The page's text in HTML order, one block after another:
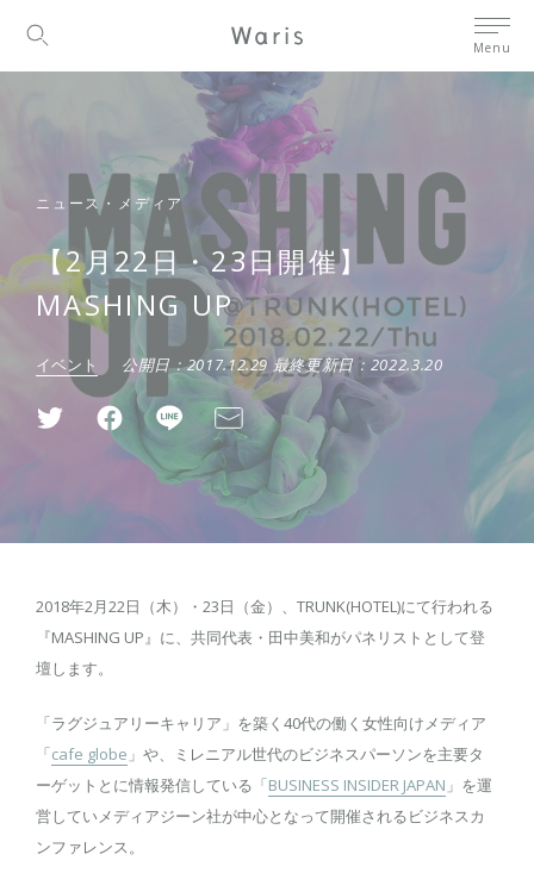
Menu
ニュース・メディア
【2月22日・23日開催】
MASHING UP
イベント 公開日：2017.12.29 最終更新日： 2022.3.20
2018年2月22日（木）・23日（金）、TRUNK(HOTEL)にて行われる
『MASHING UP』に、共同代表・田中美和がパネリストとして登
壇します。
「ラグジュアリーキャリア」を築く40代の働く女性向けメディア
「cafe globe 」や、ミレニアル世代のビジネスパーソンを主要タ
ーゲットとに情報発信している「BUSINESS INSIDER JAPAN 」を運
営していメディアジーン社が中心となって開催されるビジネスカ
ンファレンス。